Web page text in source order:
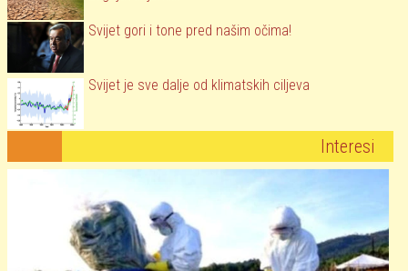
Svijet gori i tone pred našim očima!
Svijet je sve dalje od klimatskih ciljeva
Interesi